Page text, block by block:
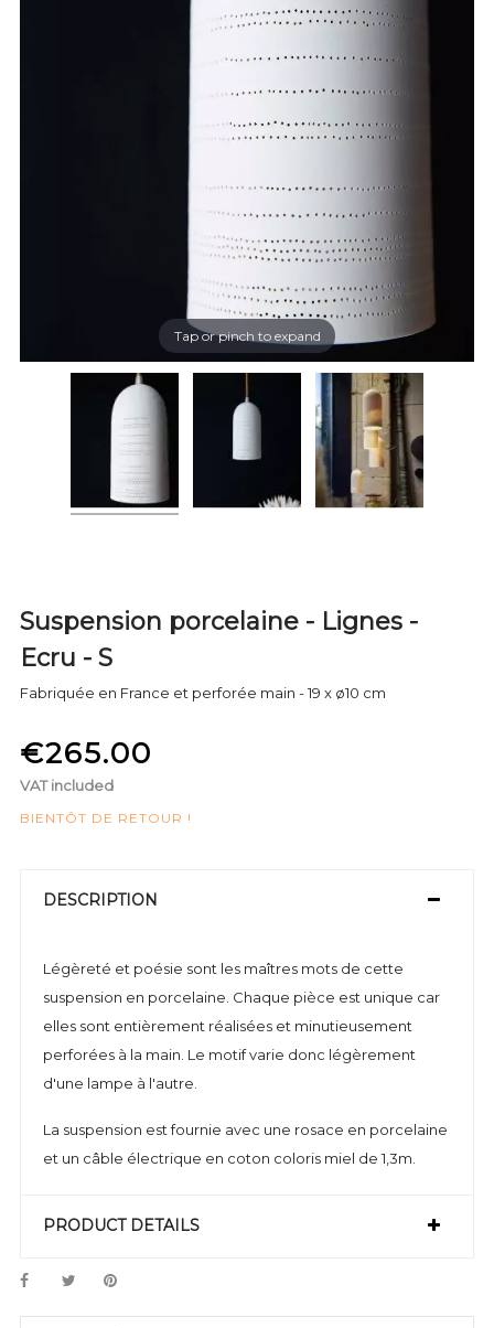
Tap or pinch to expand
Suspension porcelaine - Lignes -
Ecru - S
Fabriquée en France et perforée main - 19 x ø10 cm
€265.00
VAT included
BIENTÔT DE RETOUR !
DESCRIPTION
Légèreté et poésie sont les maîtres mots de cette
suspension en porcelaine. Chaque pièce est unique car
elles sont entièrement réalisées et minutieusement
perforées à la main. Le motif varie donc légèrement
d'une lampe à l'autre.
La suspension est fournie avec une rosace en porcelaine
et un câble électrique en coton coloris miel de 1,3m.
PRODUCT DETAILS